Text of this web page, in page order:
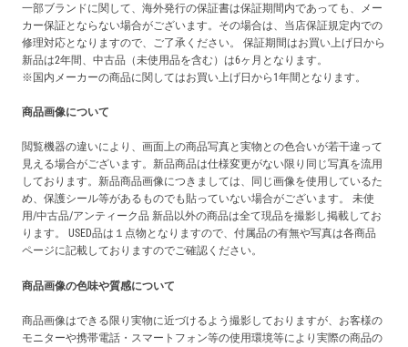
一部ブランドに関して、海外発行の保証書は保証期間内であっても、メー
カー保証とならない場合がございます。その場合は、当店保証規定内での
修理対応となりますので、ご了承ください。 保証期間はお買い上げ日から
新品は2年間、中古品（未使用品を含む）は6ヶ月となります。
※国内メーカーの商品に関してはお買い上げ日から1年間となります。
商品画像について
閲覧機器の違いにより、画面上の商品写真と実物との色合いが若干違って
見える場合がございます。新品商品は仕様変更がない限り同じ写真を流用
しております。新品商品画像につきましては、同じ画像を使用しているた
め、保護シール等があるものでも貼っていない場合がございます。 未使
用/中古品/アンティーク品 新品以外の商品は全て現品を撮影し掲載してお
ります。 USED品は１点物となりますので、付属品の有無や写真は各商品
ページに記載しておりますのでご確認ください。
商品画像の色味や質感について
商品画像はできる限り実物に近づけるよう撮影しておりますが、お客様の
モニターや携帯電話・スマートフォン等の使用環境等により実際の商品の